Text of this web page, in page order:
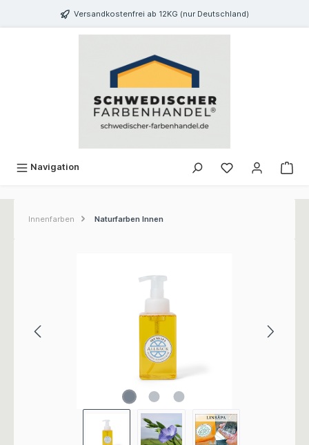
springen Versandkostenfrei ab 12KG (nur Deutschland)
Navigation
Innenfarben Naturfarben Innen